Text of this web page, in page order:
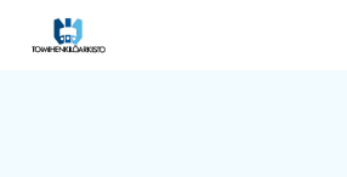
Siirry
sivun
Toimihenkilöarkisto